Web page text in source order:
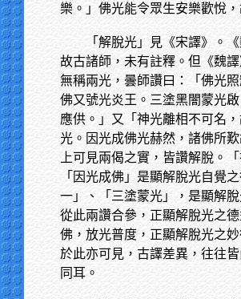
樂。」佛光能令眾生安樂歡悅，
「解脫光」見《宋譯》。
故古諸師，未有註釋。但《魏
無稱兩光，曇師讚曰：「佛光
佛又號光炎王。三塗黑闇蒙光
應供。」又「神光離相不可名
光。因光成佛光赫然，諸佛所
上可見兩偈之實，皆讚解脫。
「因光成佛」是顯解脫光自覺
一」、「三塗蒙光」，是顯解脫
從此兩讚合參，正顯解脫光之
佛，放光普度，正顯解脫光之妙
於此亦可見，古譯差異，往往
同耳。